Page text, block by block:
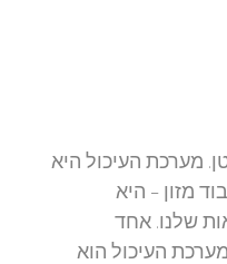
מערכת העיכול היא
מזון – היא
שלנו. אחד
העיכול הוא